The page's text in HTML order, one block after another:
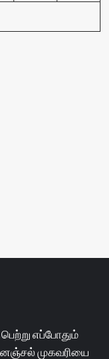
எப்போதும்
முகவரியை